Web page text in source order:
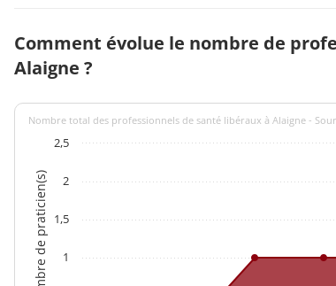
Comment évolue le nombre de
Alaigne ?
Nombre de praticien(s)
Nombre total des professionnels de santé libéraux à Alaigne -
1
1,5
2
2,5